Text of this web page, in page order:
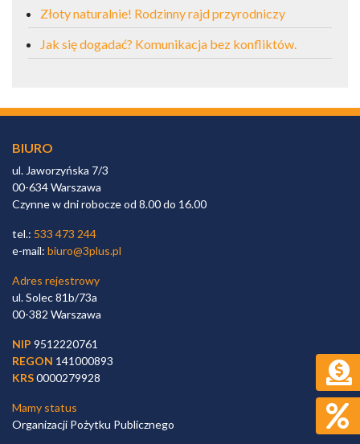
Złoty naturalnie! Rodzinny rajd przyrodniczy
Jak się dogadać? Komunikacja bez konfliktów.
BIURO
ul. Jaworzyńska 7/3
00-634 Warszawa
Czynne w dni robocze od 8.00 do 16.00
tel.: 533 473 244
e-mail: biuro@3plus.pl
Adres rejestrowy
ul. Solec 81b/73a
00-382 Warszawa
NIP 9512220761
REGON 141000893
KRS0000279928
Mamy status
Organizacji Pożytku Publicznego